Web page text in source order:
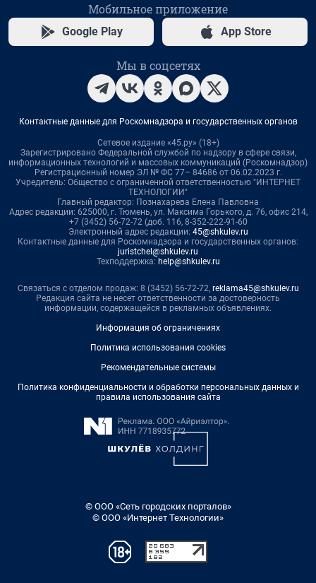
Мобильное приложение
Google Play App Store
Мы в соцсетях
Контактные данные для Роскомнадзора и государственных органов
Сетевое издание «45.ру» (18+)
Зарегистрировано Федеральной службой по надзору в сфере связи,
информационных технологий и массовых коммуникаций (Роскомнадзор)
Регистрационный номер ЭЛ № ФС 77– 84686 от 06.02.2023 г.
Учредитель: Общество с ограниченной ответственностью "ИНТЕРНЕТ
ТЕХНОЛОГИИ"
Главный редактор: Познахарева Елена Павловна
Адрес редакции: 625000, г. Тюмень, ул. Максима Горького, д. 76, офис 214,
+7 (3452) 56-72-72 (доб. 116, 8-352-222-91-60
Электронный адрес редакции: 45@shkulev.ru
Контактные данные для Роскомнадзора и государственных органов:
juristchel@shkulev.ru
Техподдержка: help@shkulev.ru
Связаться с отделом продаж: 8 (3452) 56-72-72, reklama45@shkulev.ru
Редакция сайта не несет ответственности за достоверность
информации, содержащейся в рекламных объявлениях.
Информация об ограничениях
Политика использования cookies
Рекомендательные системы
Политика конфиденциальности и обработки персональных данных и
правила использования сайта
© ООО «Сеть городских порталов»
© ООО «Интернет Технологии»